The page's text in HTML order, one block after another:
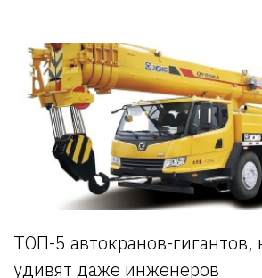
ТОП-5 автокранов-гигантов,
удивят даже инженеров